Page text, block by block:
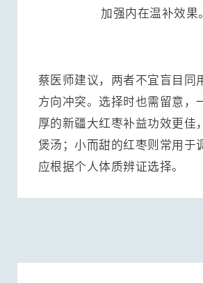
加强内在温补效果。
蔡医师建议，两者不宜盲目同
方向冲突。选择时也需留意，
厚的新疆大红枣补益功效更佳
煲汤；小而甜的红枣则常用于
应根据个人体质辨证选择。